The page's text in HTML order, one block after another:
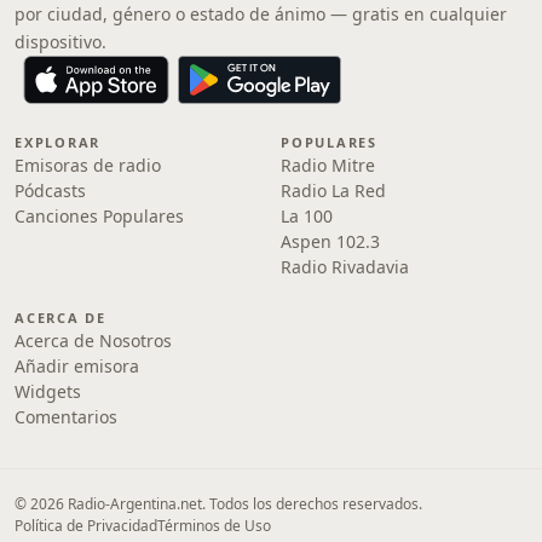
por ciudad, género o estado de ánimo — gratis en cualquier
dispositivo.
EXPLORAR
Emisoras de radio
Pódcasts
Canciones Populares
POPULARES
Radio Mitre
Radio La Red
La 100
Aspen 102.3
Radio Rivadavia
ACERCA DE
Acerca de Nosotros
Añadir emisora
Widgets
Comentarios
© 2026 Radio-Argentina.net. Todos los derechos reservados.
Política de PrivacidadTérminos de Uso